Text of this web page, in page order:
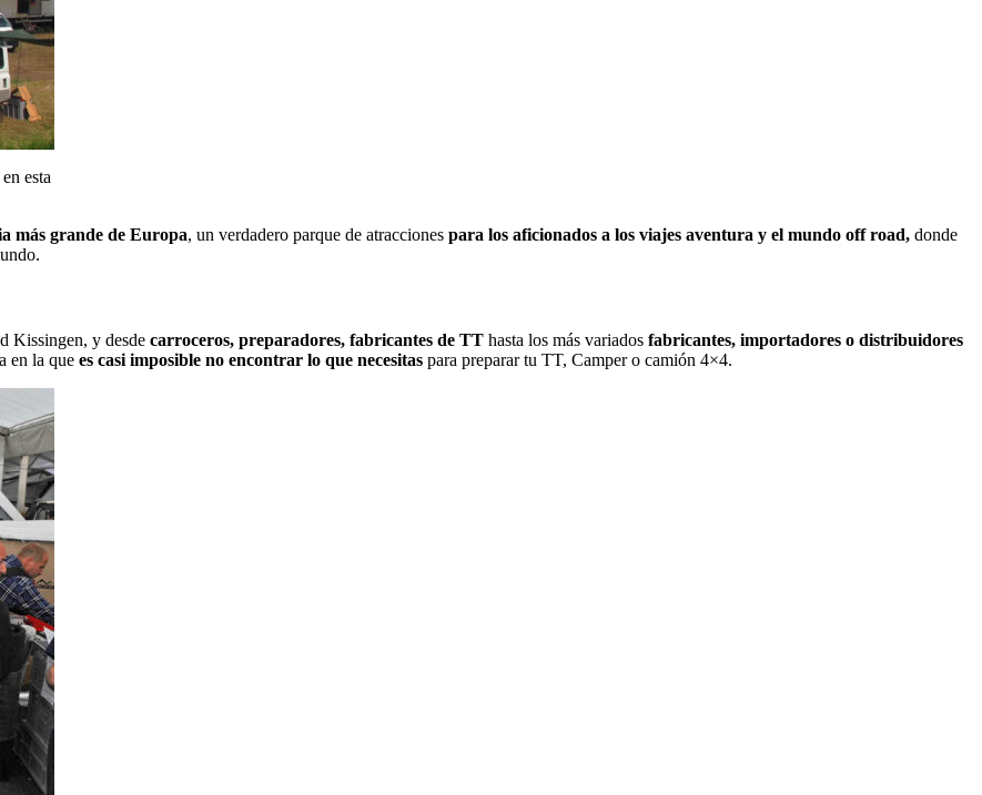
esta
más grande de Europa, un verdadero parque de atracciones para los aficionados a los viajes aventura y el mundo off road, donde
Kissingen, y desde carroceros, preparadores, fabricantes de TT hasta los más variados fabricantes, importadores o distribuidores
en la que es casi imposible no encontrar lo que necesitas para preparar tu TT, Camper o camión 4×4.